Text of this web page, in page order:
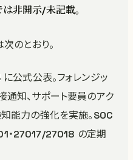
非開示/未記載。
のとおり。
式公表。フォレンジッ
通知、サポート要員のアク
能力の強化を実施。SOC
・27017/27018 の定期